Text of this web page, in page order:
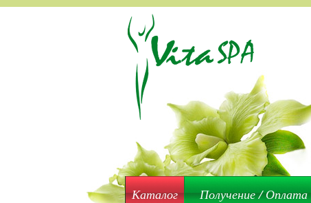
Каталог Получение / Оплата